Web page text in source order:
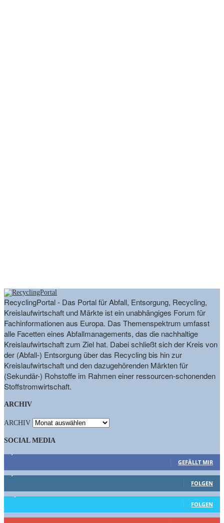
RecyclingPortal - Das Portal für Abfall, Entsorgung, Recycling,
Kreislaufwirtschaft und Märkte ist ein unabhängiges Forum für
Fachinformationen aus Europa. Das Themenspektrum umfasst
alle Facetten eines Abfallmanagements, das die nachhaltige
Kreislaufwirtschaft zum Ziel hat. Dabei schließt sich der Kreis von
der (Abfall-) Entsorgung über das Recycling bis hin zur
Kreislaufwirtschaft und den dazugehörenden Märkten für
(Sekundär-) Rohstoffe im Rahmen einer ressourcen-schonenden
Stoffstromwirtschaft.
ARCHIV
ARCHIV
SOCIAL MEDIA
GEFÄLLT MIR
FOLGEN
FOLGEN